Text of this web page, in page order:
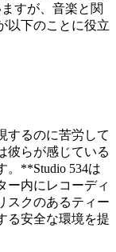
すが、音楽と関
下のことに役立
するのに苦労して
彼らが感じている
。**Studio 534は
ー内にレコーディ
スクのあるティー
る安全な環境を提